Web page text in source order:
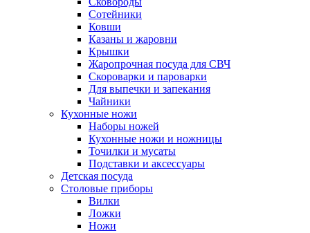
Сотейники
Ковши
Казаны и жаровни
Крышки
Жаропрочная посуда для СВЧ
Скороварки и пароварки
Для выпечки и запекания
Чайники
Кухонные ножи
Наборы ножей
Кухонные ножи и ножницы
Точилки и мусаты
Подставки и аксессуары
Детская посуда
Столовые приборы
Вилки
Ложки
Ножи